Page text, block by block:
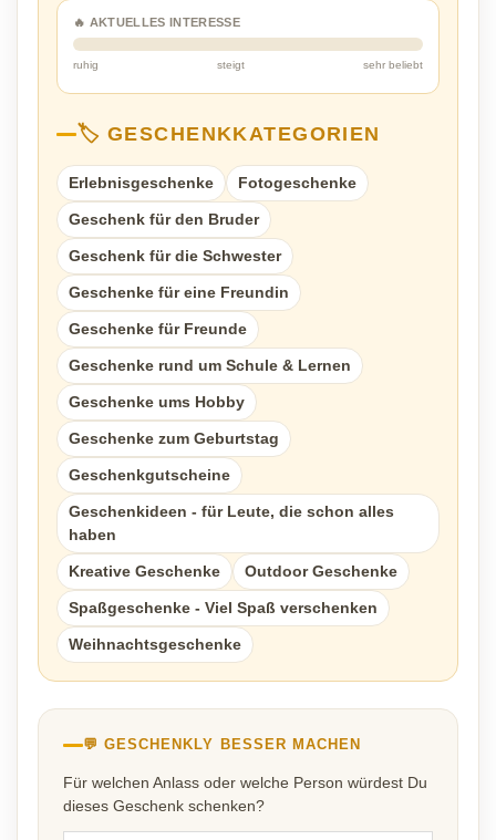
🔥 AKTUELLES INTERESSE
ruhig steigt sehr beliebt
🏷️ GESCHENKKATEGORIEN
Erlebnisgeschenke Fotogeschenke
Geschenk für den Bruder
Geschenk für die Schwester
Geschenke für eine Freundin
Geschenke für Freunde
Geschenke rund um Schule & Lernen
Geschenke ums Hobby
Geschenke zum Geburtstag
Geschenkgutscheine
Geschenkideen - für Leute, die schon alles
haben
Kreative Geschenke Outdoor Geschenke
Spaßgeschenke - Viel Spaß verschenken
Weihnachtsgeschenke
💬 GESCHENKLY BESSER MACHEN
Für welchen Anlass oder welche Person würdest Du
dieses Geschenk schenken?